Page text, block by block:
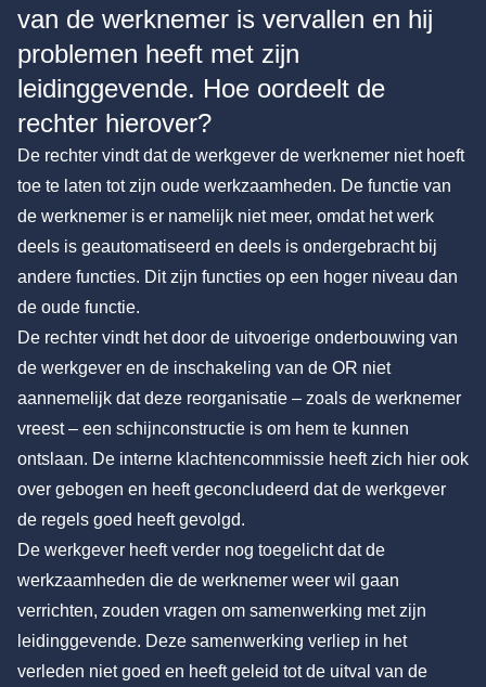
van de werknemer is vervallen en hij
problemen heeft met zijn
leidinggevende. Hoe oordeelt de
rechter hierover?
De rechter vindt dat de werkgever de werknemer niet hoeft
toe te laten tot zijn oude werkzaamheden. De functie van
de werknemer is er namelijk niet meer, omdat het werk
deels is geautomatiseerd en deels is ondergebracht bij
andere functies. Dit zijn functies op een hoger niveau dan
de oude functie.
De rechter vindt het door de uitvoerige onderbouwing van
de werkgever en de inschakeling van de OR niet
aannemelijk dat deze reorganisatie – zoals de werknemer
vreest – een schijnconstructie is om hem te kunnen
ontslaan. De interne klachtencommissie heeft zich hier ook
over gebogen en heeft geconcludeerd dat de werkgever
de regels goed heeft gevolgd.
De werkgever heeft verder nog toegelicht dat de
werkzaamheden die de werknemer weer wil gaan
verrichten, zouden vragen om samenwerking met zijn
leidinggevende. Deze samenwerking verliep in het
verleden niet goed en heeft geleid tot de uitval van de